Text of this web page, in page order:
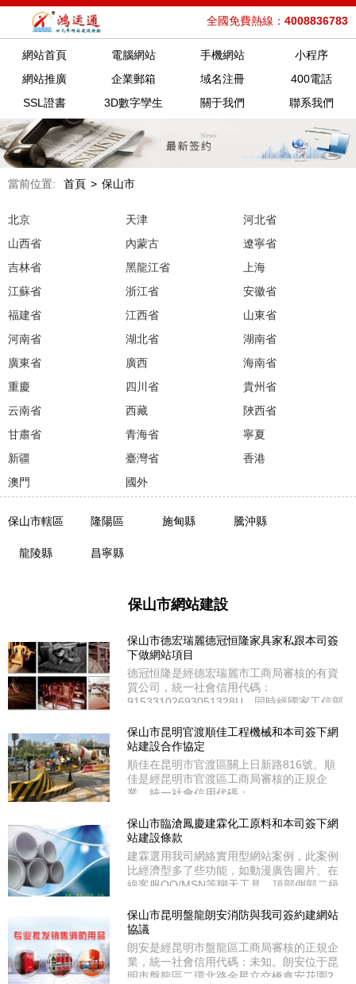
全國免費熱線： 4008836783
網站首頁 電腦網站 手機網站
小程序
網站推廣
企業郵箱 域名注冊
400電話
SSL證書
3D數字孿生 關于我們 聯系我們
當前位置: 首頁 > 保山市
北京 天津
河北省
山西省
內蒙古
遼寧省
吉林省
黑龍江省
上海
江蘇省
浙江省
安徽省
福建省
江西省
山東省
河南省
湖北省
湖南省
廣東省
廣西
海南省
重慶
四川省
貴州省
云南省
西藏
陜西省
甘肅省
青海省
寧夏
新疆
臺灣省
香港
澳門
國外
保山市轄區 隆陽區 施甸縣 騰沖縣
龍陵縣 昌寧縣
保山市網站建設
保山市德宏瑞麗德冠恒隆家具家私跟本司簽
下做網站項目
德冠恒隆是經德宏瑞麗市工商局審核的有資
質公司，統一社會信用代碼：
91533102693051328U。同時經國家工信部
案號：滇ICP備16006906號。德冠恒隆在德
宏瑞麗市輕工業園區。德冠恒隆選用我司企
業商務型網站案例，其功能具備實用型所有
配置外、特別值得關注的是增設了SEO深度
優化，不管是內頁還是標題都能夠獨立
保山市昆明官渡順佳工程機械和本司簽下網
站建設合作協定
順佳在昆明市官渡區關上日新路816號。順
佳是經昆明市官渡區工商局審核的正規企
業，統一社會信用代碼：
實用型網站案例，此案例比經濟型多了些功
能，如動漫廣告圖片、在線客服QQ/MSN等
聊天工具、頂部側部二級分類導航、走馬燈
等功能。
保山市臨滄鳳慶建霖化工原料和本司簽下網
站建設條款
建霖選用我司網絡實用型網站案例，此案例
比經濟型多了些功能，如動漫廣告圖片、在
線客服QQ/MSN等聊天工具、頂部側部二級
鳳慶縣工商局審核的有資質公司，統一社會
信用代碼：530921600074405。建霖處于
臨滄市鳳慶縣洛黨鎮洛黨村委會旁。
保山市昆明盤龍朗安消防與我司簽約建網站
協議
朗安是經昆明市盤龍區工商局審核的正規企
業，統一社會信用代碼：未知。朗安位于昆
明市盤龍區二環北路金星立交橋鑫安花園2